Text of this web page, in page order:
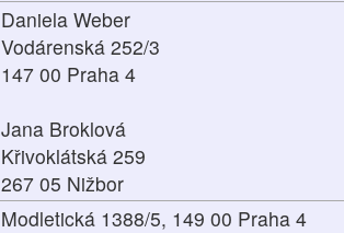
Daniela Weber
Vodárenská 252/3
147 00 Praha 4
Jana Broklová
Křivoklátská 259
267 05 Nižbor
Modletická 1388/5, 149 00 Praha 4